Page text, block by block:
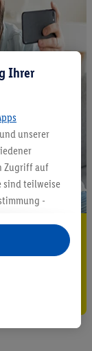
Ihrer
unserer
Zugriff auf
sind teilweise
-
werden